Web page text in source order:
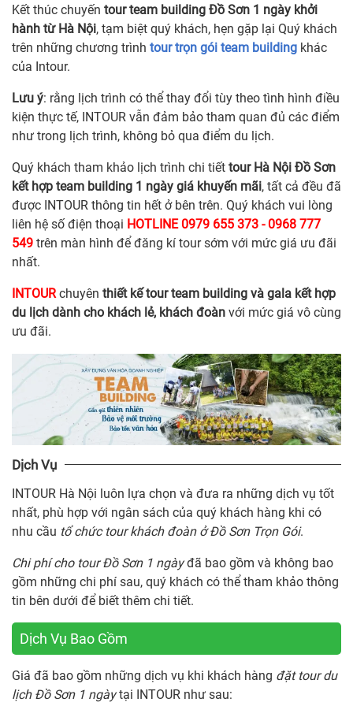
Kết thúc chuyến tour team building Đồ Sơn 1 ngày khởi
hành từ Hà Nội, tạm biệt quý khách, hẹn gặp lại Quý khách
trên những chương trình tour trọn gói team building khác
của Intour.
Lưu ý: rằng lịch trình có thể thay đổi tùy theo tình hình điều
kiện thực tế, INTOUR vẫn đảm bảo tham quan đủ các điểm
như trong lịch trình, không bỏ qua điểm du lịch.
Quý khách tham khảo lịch trình chi tiết tour Hà Nội Đồ Sơn
kết hợp team building 1 ngày giá khuyến mãi, tất cả đều đã
được INTOUR thông tin hết ở bên trên. Quý khách vui lòng
liên hệ số điện thoại HOTLINE 0979 655 373 - 0968 777
549 trên màn hình để đăng kí tour sớm với mức giá ưu đãi
nhất.
INTOURchuyên thiết kế tour team building và gala kết hợp
du lịch dành cho khách lẻ, khách đoàn với mức giá vô cùng
ưu đãi.
Dịch Vụ
INTOUR Hà Nội luôn lựa chọn và đưa ra những dịch vụ tốt
nhất, phù hợp với ngân sách của quý khách hàng khi có
nhu cầu tổ chức tour khách đoàn ở Đồ Sơn Trọn Gói.
Chi phí cho tour Đồ Sơn 1 ngàyđã bao gồm và không bao
gồm những chi phí sau, quý khách có thể tham khảo thông
tin bên dưới để biết thêm chi tiết.
Dịch Vụ Bao Gồm
Giá đã bao gồm những dịch vụ khi khách hàng đặt tour du
lịch Đồ Sơn 1 ngàytại INTOUR như sau: